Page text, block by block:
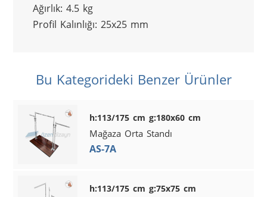
Ağırlık: 4.5 kg
Profil Kalınlığı: 25x25 mm
Bu Kategorideki Benzer Ürünler
h:113/175 cm g:180x60 cm
Mağaza Orta Standı
AS-7A
h:113/175 cm g:75x75 cm